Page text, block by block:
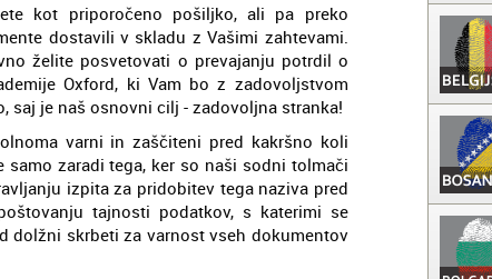
kot priporočeno pošiljko, ali pa preko
dostavili v skladu z Vašimi zahtevami.
želite posvetovati o prevajanju potrdil o
Oxford, ki Vam bo z zadovoljstvom
saj je naš osnovni cilj - zadovoljna stranka!
varni in zaščiteni pred kakršno koli
zaradi tega, ker so naši sodni tolmači
izpita za pridobitev tega naziva pred
tajnosti podatkov, s katerimi se
dolžni skrbeti za varnost vseh dokumentov